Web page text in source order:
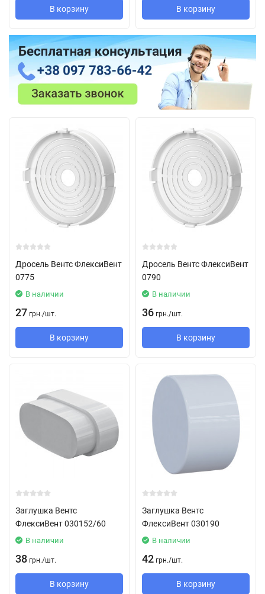
В корзину В корзину
Дросель Вентс ФлексиВент
0775
В наличии
27 грн./шт.
В корзину
Дросель Вентс ФлексиВент
0790
В наличии
36 грн./шт.
В корзину
Заглушка Вентс
ФлексиВент 030152/60
В наличии
38 грн./шт.
В корзину
Заглушка Вентс
ФлексиВент 030190
В наличии
42 грн./шт.
В корзину